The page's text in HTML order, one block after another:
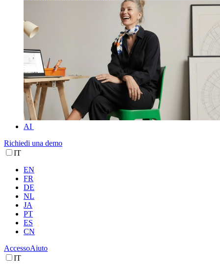
AI
Richiedi una demo
IT
EN
FR
DE
NL
JA
PT
ES
CN
AccessoAiuto
IT